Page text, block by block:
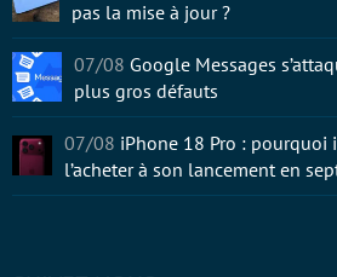
pas la mise à jour ?
07/08 Google Messages
plus gros défauts
07/08 iPhone 18 Pro : pourquoi
l’acheter à son lancement en